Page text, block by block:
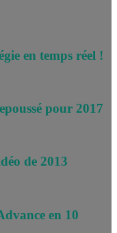
en temps réel !
pour 2017
de 2013
en 10